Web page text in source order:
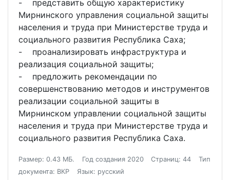
- представить общую характеристику
Мирнинского управления социальной защиты
населения и труда при Министерстве труда и
социального развития Республика Саха;
- проанализировать инфраструктура и
реализация социальной защиты;
- предложить рекомендации по
совершенствованию методов и инструментов
реализации социальной защиты в
Мирнинском управлении социальной защиты
населения и труда при Министерстве труда и
социального развития Республика Саха.
Размер: 0.43 МБ. Год создания 2020 Страниц: 44
Тип
документа: ВКР
Язык: русский